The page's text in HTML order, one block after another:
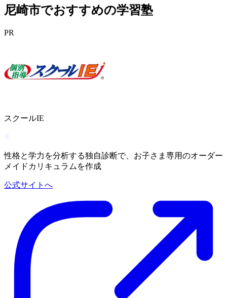
尼崎市でおすすめの学習塾
PR
スクールIE
性格と学力を分析する独自診断で、お子さま専用のオーダー
メイドカリキュラムを作成
公式サイトへ